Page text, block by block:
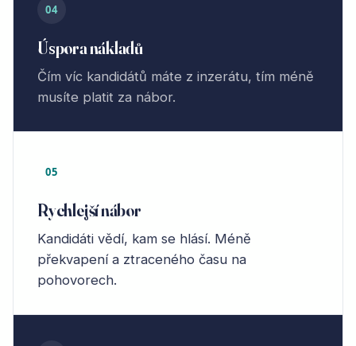
04
Úspora nákladů
Čím víc kandidátů máte z inzerátu, tím méně
musíte platit za nábor.
05
Rychlejší nábor
Kandidáti vědí, kam se hlásí. Méně
překvapení a ztraceného času na
pohovorech.